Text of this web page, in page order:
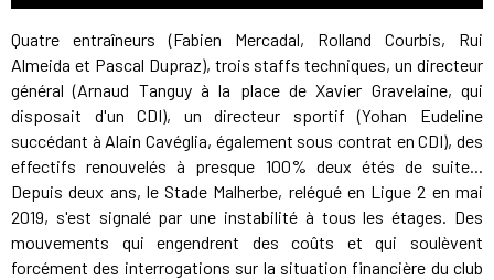
Quatre entraîneurs (Fabien Mercadal, Rolland Courbis, Rui
Almeida et Pascal Dupraz), trois staffs techniques, un directeur
général (Arnaud Tanguy à la place de Xavier Gravelaine, qui
disposait d'un CDI), un directeur sportif (Yohan Eudeline
succédant à Alain Cavéglia, également sous contrat en CDI), des
effectifs renouvelés à presque 100% deux étés de suite...
Depuis deux ans, le Stade Malherbe, relégué en Ligue 2 en mai
2019, s'est signalé par une instabilité à tous les étages. Des
mouvements qui engendrent des coûts et qui soulèvent
forcément des interrogations sur la situation financière du club